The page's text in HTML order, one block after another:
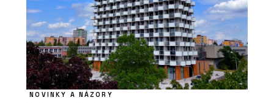
NOVINKY A NÁZORY